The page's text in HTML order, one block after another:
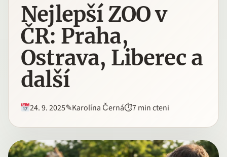
Nejlepší ZOO v
ČR: Praha,
Ostrava, Liberec a
další
24. 9. 2025✎Karolína Černá⏱7 min cteni